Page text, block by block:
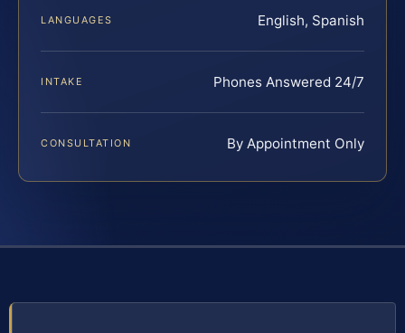
LANGUAGES English, Spanish
INTAKE Phones Answered 24/7
CONSULTATION By Appointment Only